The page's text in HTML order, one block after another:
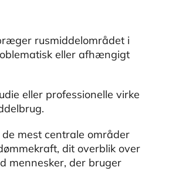
rusmiddelområdet i
eller afhængigt
eller professionelle virke
mest centrale områder
dit overblik over
mennesker, der bruger